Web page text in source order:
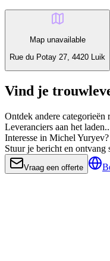
Map unavailable
Rue du Potay 27, 4420 Luik
Vind je
Ontdek andere
Leveranciers aan het
Interesse in Michel Yuryev?
Stuur je bericht en ontvang
Vraag een offerte